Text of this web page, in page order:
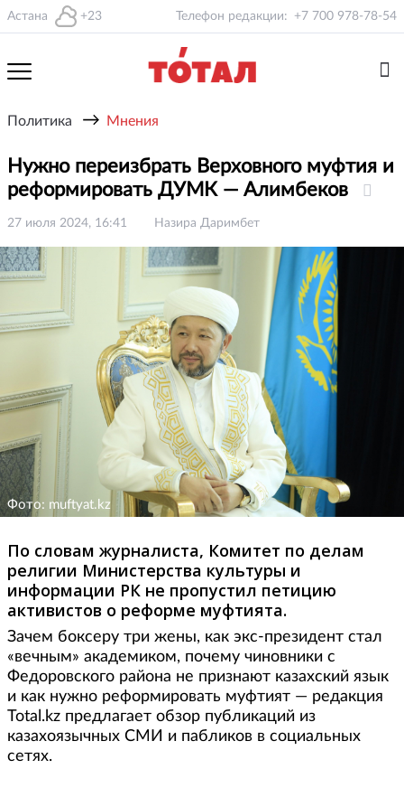
Астана +23 Телефон редакции: +7 700 978-78-54
Политика → Мнения
Нужно переизбрать Верховного муфтия и
реформировать ДУМК — Алимбеков
27 июля 2024, 16:41 Назира Даримбет
Фото: muftyat.kz
По словам журналиста, Комитет по делам
религии Министерства культуры и
информации РК не пропустил петицию
активистов о реформе муфтията.
Зачем боксеру три жены, как экс-президент стал
«вечным» академиком, почему чиновники с
Федоровского района не признают казахский язык
и как нужно реформировать муфтият — редакция
Total.kz предлагает обзор публикаций из
казахоязычных СМИ и пабликов в социальных
сетях.